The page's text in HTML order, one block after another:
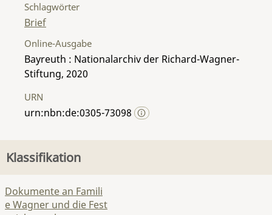
Schlagwörter
Brief
Online-Ausgabe
Bayreuth : Nationalarchiv der Richard-Wagner-
Stiftung, 2020
URN
urn:nbn:de:0305-73098
Klassifikation
Dokumente an Famili
e Wagner und die Fest